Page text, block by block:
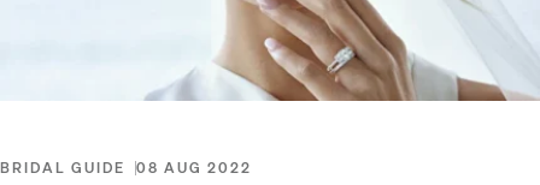
BRIDAL GUIDE 08 AUG 2022